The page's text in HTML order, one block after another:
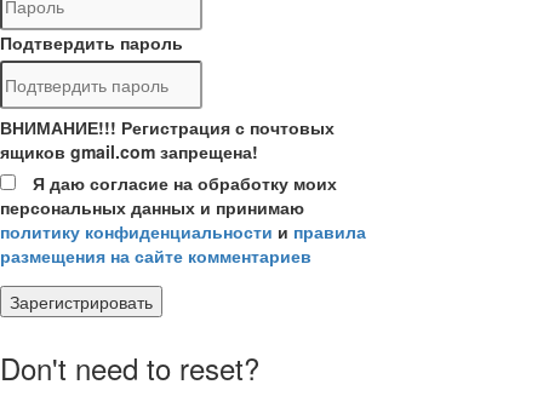
Подтвердить пароль
ВНИМАНИЕ!!! Регистрация с почтовых
ящиков gmail.com запрещена!
Я даю согласие на обработку моих
персональных данных и принимаю
политику конфиденциальности и правила
размещения на сайте комментариев
Зарегистрировать
Don't need to reset?